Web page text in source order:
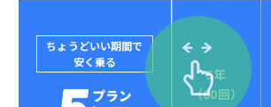
POINT
セブンマックスなら
ちょうどいい期間で
安く乗る
5年
（60回）